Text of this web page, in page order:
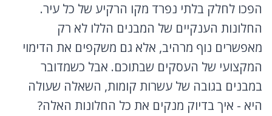
הפכו לחלק בלתי נפרד מקו הרקיע של כל עיר.
החלונות הענקיים של המבנים הללו לא רק
מאפשרים נוף מרהיב, אלא גם משקפים את הדימוי
המקצועי של העסקים שבתוכם. אבל כשמדובר
במבנים בגובה של עשרות קומות, השאלה שעולה
היא - איך בדיוק מנקים את כל החלונות האלה?